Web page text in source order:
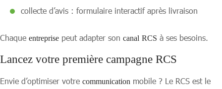
collecte d’avis : formulaire interactif après livraison
Chaque entreprise peut adapter son canal RCS à ses besoins.
Lancez votre première campagne RCS
Envie d’optimiser votre communication mobile ? Le RCS est le